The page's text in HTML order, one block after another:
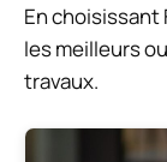
En choisissant
les meilleurs
travaux.